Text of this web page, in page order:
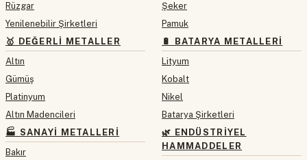
Rüzgar
Yenilenebilir Şirketleri
🥇 DEĞERLI METALLER
Altın
Gümüş
Platinyum
Altın Madencileri
🏭 SANAYI METALLERI
Bakır
Şeker
Pamuk
🔋 BATARYA METALLERI
Lityum
Kobalt
Nikel
Batarya Şirketleri
🌿 ENDÜSTRIYEL
HAMMADDELER